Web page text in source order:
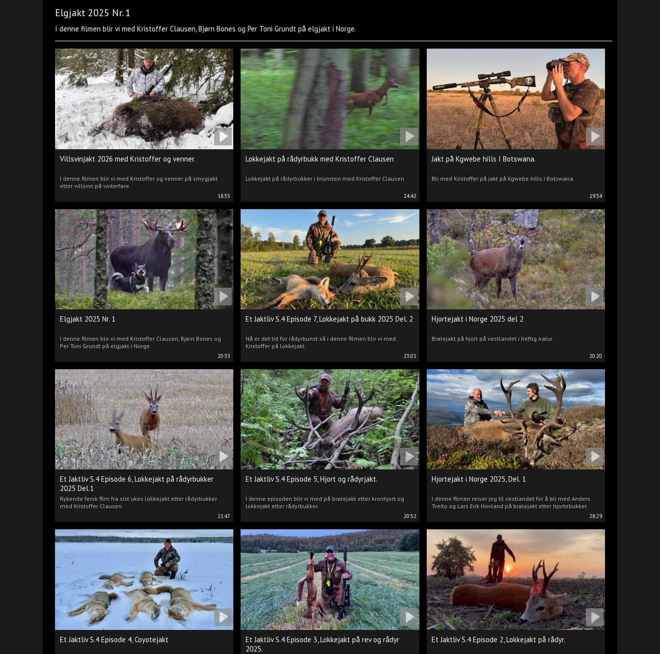
Elgjakt 2025 Nr. 1
I denne filmen blir vi med Kristoffer Clausen, Bjørn Bones og Per Toni Grundt på elgjakt i Norge.
18:55
Villsvinjakt 2026 med Kristoffer og venner.
I denne filmen blir vi med Kristoffer og venner på smygjakt
etter villsvin på vinterføre.
24:42
Lokkejakt på rådyrbukk med Kristoffer Clausen
Lokkejakt på rådyrbukker i brunsten med Kristoffer Clausen
19:34
Jakt på Kgwebe hills I Botswana.
Bli med Kristoffer på jakt på Kgwebe hills i Botswana.
20:33
Elgjakt 2025 Nr. 1
I denne filmen blir vi med Kristoffer Clausen, Bjørn Bones og
Per Toni Grundt på elgjakt i Norge.
23:01
Et Jaktliv S.4 Episode 7, Lokkejakt på bukk 2025 Del. 2
Nå er det tid for rådyrbunst så i denne filmen blir vi med
Kristoffer på lokkejakt.
20:20
Hjortejakt i Norge 2025 del 2
Brølejakt på hjort på vestlandet i heftig natur.
21:47
Et Jaktliv S.4 Episode 6, Lokkejakt på rådyrbukker
2025 Del.1
Rykende fersk film fra sist ukes lokkejakt etter rådyrbukker
med Kristoffer Clausen.
20:52
Et Jaktliv S.4 Episode 5, Hjort og rådyrjakt.
I denne episoden blir vi med på brølejakt etter kronhjort og
lokkejakt etter rådyrbukker.
28:29
Hjortejakt i Norge 2025, Del. 1
I denne filmen reiser jeg til vestlandet for å bli med Anders
Tveito og Lars Erik Hovland på brølejakt etter hjortebukker.
Et Jaktliv S.4 Episode 4, Coyotejakt
Et Jaktliv S.4 Episode 3, Lokkejakt på rev og rådyr
2025.
Et Jaktliv S.4 Episode 2, Lokkejakt på rådyr.